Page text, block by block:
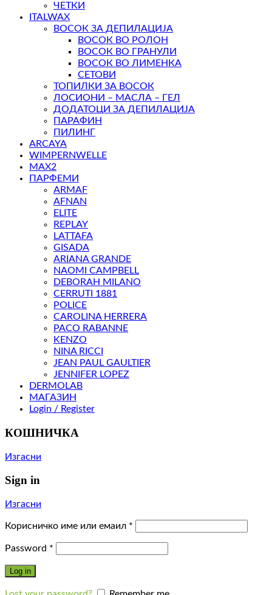
ЧЕТКИ
ITALWAX
ВОСОК ЗА ДЕПИЛАЦИЈА
ВОСОК ВО РОЛОН
ВОСОК ВО ГРАНУЛИ
ВОСОК ВО ЛИМЕНКА
СЕТОВИ
ТОПИЛКИ ЗА ВОСОК
ЛОСИОНИ – МАСЛА – ГЕЛ
ДОДАТОЦИ ЗА ДЕПИЛАЦИЈА
ПАРАФИН
ПИЛИНГ
ARCAYA
WIMPERNWELLE
MAX2
ПАРФЕМИ
ARMAF
AFNAN
ELITE
REPLAY
LATTAFA
GISADA
ARIANA GRANDE
NAOMI CAMPBELL
DEBORAH MILANO
CERRUTI 1881
POLICE
CAROLINA HERRERA
PACO RABANNE
KENZO
NINA RICCI
JEAN PAUL GAULTIER
JENNIFER LOPEZ
DERMOLAB
МАГАЗИН
Login / Register
КОШНИЧКА
Изгасни
Sign in
Изгасни
Корисничко име или емаил *
Password *
Log in